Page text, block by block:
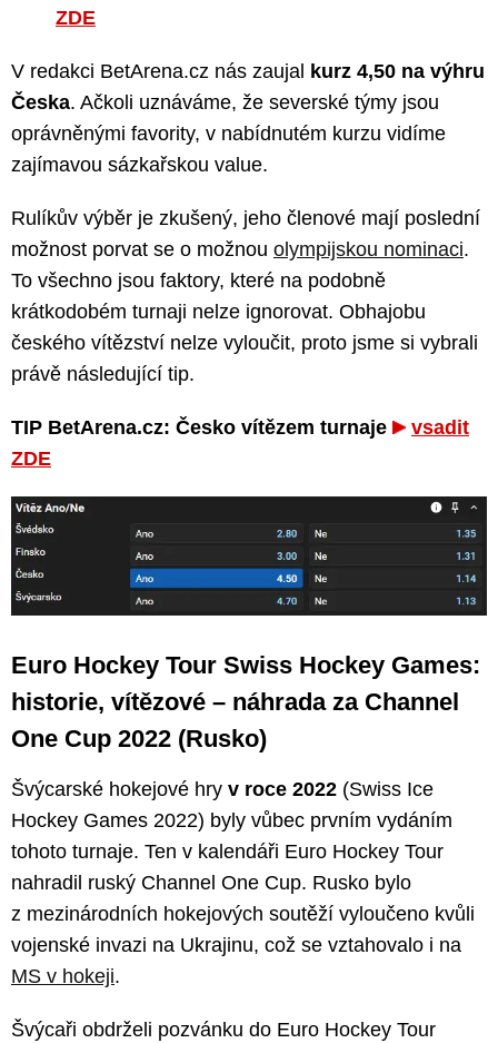
ZDE
V redakci BetArena.cz nás zaujal kurz 4,50 na výhru
Česka. Ačkoli uznáváme, že severské týmy jsou
oprávněnými favority, v nabídnutém kurzu vidíme
zajímavou sázkařskou value.
Rulíkův výběr je zkušený, jeho členové mají poslední
možnost porvat se o možnou olympijskou nominaci.
To všechno jsou faktory, které na podobně
krátkodobém turnaji nelze ignorovat. Obhajobu
českého vítězství nelze vyloučit, proto jsme si vybrali
právě následující tip.
TIP BetArena.cz: Česko vítězem turnaje
vsadit
ZDE
Euro Hockey Tour Swiss Hockey Games:
historie, vítězové – náhrada za Channel
One Cup 2022 (Rusko)
Švýcarské hokejové hry v roce 2022 (Swiss Ice
Hockey Games 2022) byly vůbec prvním vydáním
tohoto turnaje. Ten v kalendáři Euro Hockey Tour
nahradil ruský Channel One Cup. Rusko bylo
z mezinárodních hokejových soutěží vyloučeno kvůli
vojenské invazi na Ukrajinu, což se vztahovalo i na
MS v hokeji.
Švýcaři obdrželi pozvánku do Euro Hockey Tour